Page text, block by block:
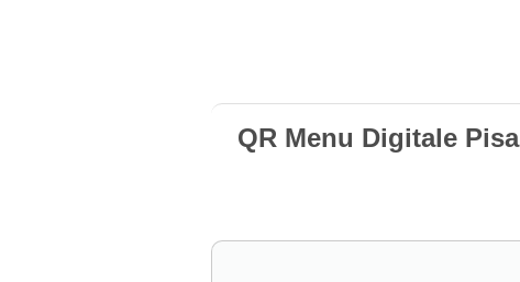
QR Menu Digitale Pisa